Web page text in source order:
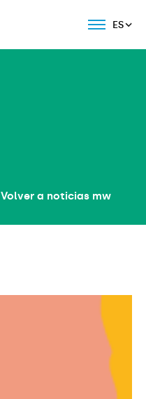
ES
Volver a noticias mw